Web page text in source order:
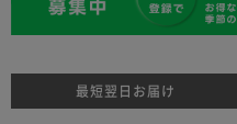
最短翌日お届け